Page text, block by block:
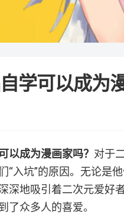
学可以成为
以成为漫画家吗？ 对于
“入坑”的原因。无论是
深地吸引着二次元爱好
了众多人的喜爱。